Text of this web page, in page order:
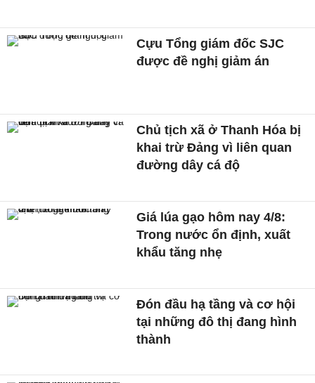
Cựu Tổng giám đốc SJC
được đề nghị giảm án
Chủ tịch xã ở Thanh Hóa bị
khai trừ Đảng vì liên quan
đường dây cá độ
Giá lúa gạo hôm nay 4/8:
Trong nước ổn định, xuất
khẩu tăng nhẹ
Đón đầu hạ tầng và cơ hội
tại những đô thị đang hình
thành